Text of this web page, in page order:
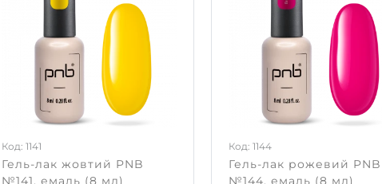
Код: 1141
Гель-лак жовтий PNB
Код: 1144
Гель-лак рожевий PNB